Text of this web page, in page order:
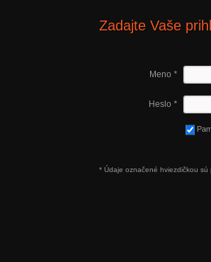
Zadajte Vaše
Meno *
Heslo *
* Údaje označené hviezdičkou sú